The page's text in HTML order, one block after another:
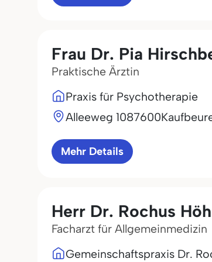
Frau Dr. Pia
Praktische Ärztin
Praxis für Psychotherapie
Alleeweg 1087600
Mehr Details
Herr Dr. Rochus
Facharzt für Allgemeinmedizin
Gemeinschaftspraxis Dr.